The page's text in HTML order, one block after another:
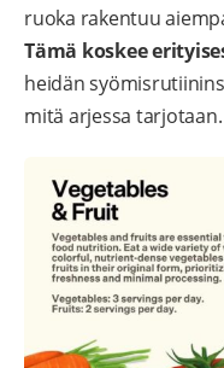
ruoka rakentuu
Tämä koskee
heidän
mitä arjessa tarjotaan.